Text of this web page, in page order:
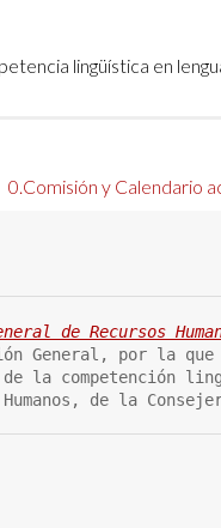
lingüística en
0.Comisión y Calendario
de Recursos
General, por la
la competención
de la